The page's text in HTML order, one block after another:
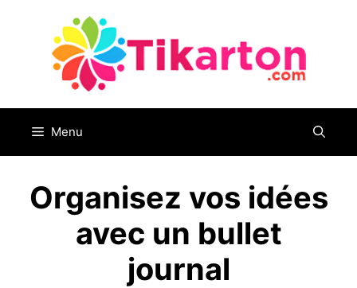
Menu
Organisez vos idées
avec un bullet
journal